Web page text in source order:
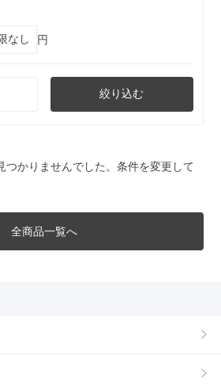
円
絞り込む
つかりませんでした。条件を変更して
全商品一覧へ